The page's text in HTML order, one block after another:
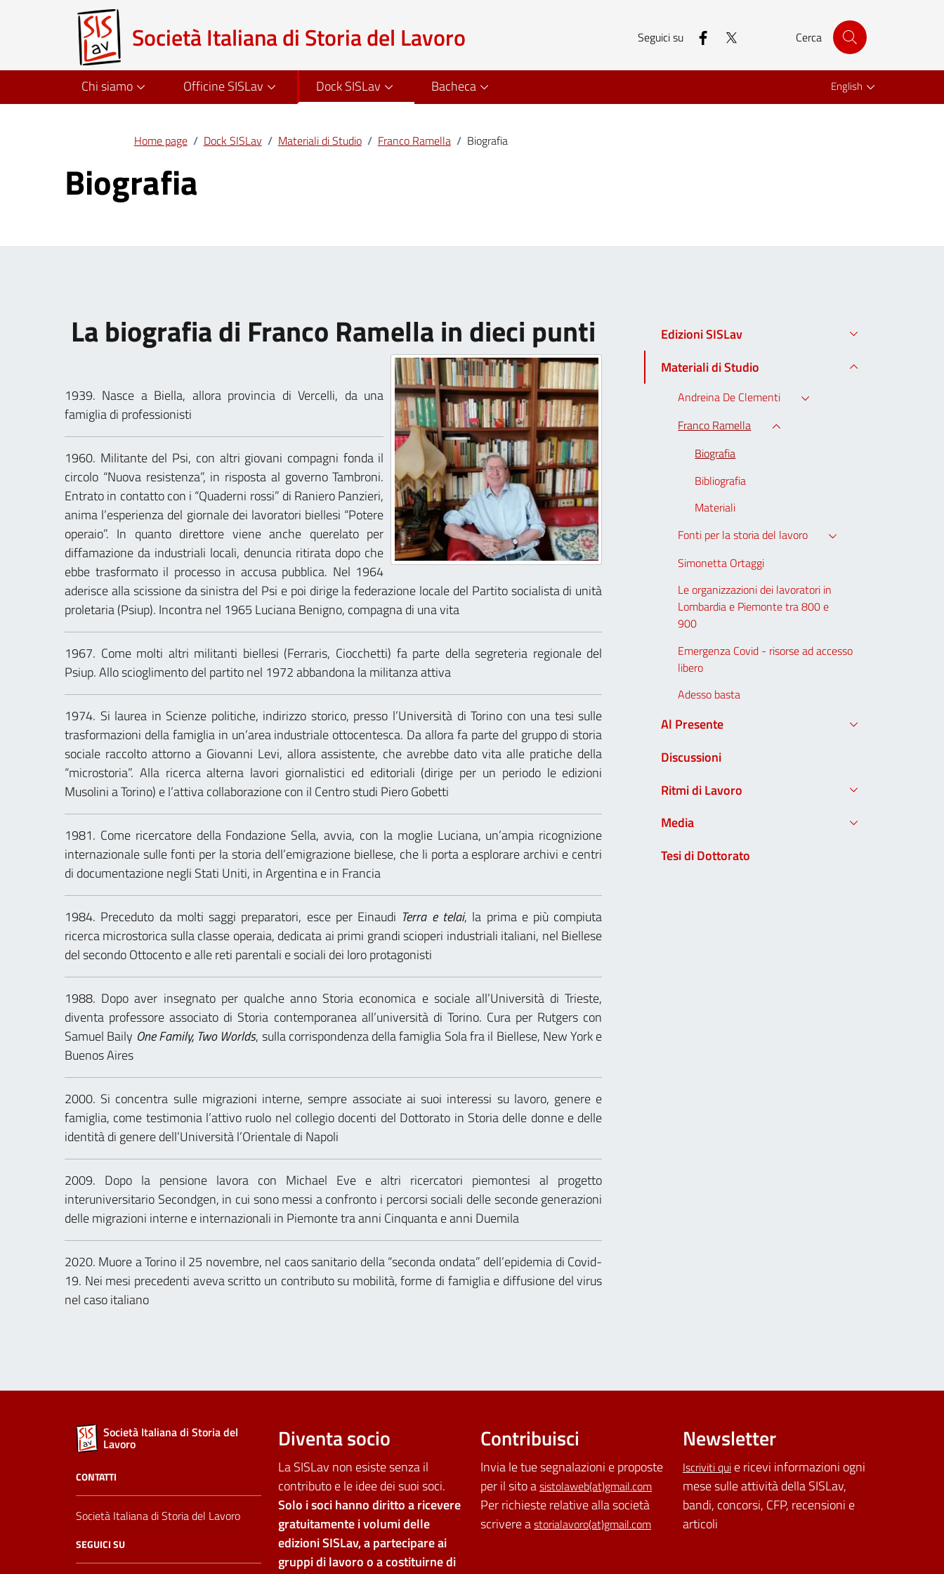
Società Italiana di Storia del Lavoro Seguici su facebook Cerca
Chi siamo Officine SISLav Dock SISLav Bacheca English
Home page / Dock SISLav / Materiali di Studio / Franco Ramella / Biografia
Biografia
La biografia di Franco Ramella in dieci punti
1939. Nasce a Biella, allora provincia di Vercelli, da una
famiglia di professionisti
1960. Militante del Psi, con altri giovani compagni fonda il
circolo “Nuova resistenza”, in risposta al governo Tambroni.
Entrato in contatto con i “Quaderni rossi” di Raniero Panzieri,
anima l’esperienza del giornale dei lavoratori biellesi “Potere
operaio”. In quanto direttore viene anche querelato per
diffamazione da industriali locali, denuncia ritirata dopo che
ebbe trasformato il processo in accusa pubblica. Nel 1964
aderisce alla scissione da sinistra del Psi e poi dirige la federazione locale del Partito socialista di unità
proletaria (Psiup). Incontra nel 1965 Luciana Benigno, compagna di una vita
1967. Come molti altri militanti biellesi (Ferraris, Ciocchetti) fa parte della segreteria regionale del
Psiup. Allo scioglimento del partito nel 1972 abbandona la militanza attiva
1974. Si laurea in Scienze politiche, indirizzo storico, presso l’Università di Torino con una tesi sulle
trasformazioni della famiglia in un’area industriale ottocentesca. Da allora fa parte del gruppo di storia
sociale raccolto attorno a Giovanni Levi, allora assistente, che avrebbe dato vita alle pratiche della
“microstoria”. Alla ricerca alterna lavori giornalistici ed editoriali (dirige per un periodo le edizioni
Musolini a Torino) e l’attiva collaborazione con il Centro studi Piero Gobetti
1981. Come ricercatore della Fondazione Sella, avvia, con la moglie Luciana, un’ampia ricognizione
internazionale sulle fonti per la storia dell’emigrazione biellese, che li porta a esplorare archivi e centri
di documentazione negli Stati Uniti, in Argentina e in Francia
1984. Preceduto da molti saggi preparatori, esce per Einaudi Terra e telai, la prima e più compiuta
ricerca microstorica sulla classe operaia, dedicata ai primi grandi scioperi industriali italiani, nel Biellese
del secondo Ottocento e alle reti parentali e sociali dei loro protagonisti
1988. Dopo aver insegnato per qualche anno Storia economica e sociale all’Università di Trieste,
diventa professore associato di Storia contemporanea all’università di Torino. Cura per Rutgers con
Samuel Baily One Family, Two Worlds, sulla corrispondenza della famiglia Sola fra il Biellese, New York e
Buenos Aires
2000. Si concentra sulle migrazioni interne, sempre associate ai suoi interessi su lavoro, genere e
famiglia, come testimonia l’attivo ruolo nel collegio docenti del Dottorato in Storia delle donne e delle
identità di genere dell’Università l’Orientale di Napoli
2009. Dopo la pensione lavora con Michael Eve e altri ricercatori piemontesi al progetto
interuniversitario Secondgen, in cui sono messi a confronto i percorsi sociali delle seconde generazioni
delle migrazioni interne e internazionali in Piemonte tra anni Cinquanta e anni Duemila
2020. Muore a Torino il 25 novembre, nel caos sanitario della “seconda ondata” dell’epidemia di Covid-
19. Nei mesi precedenti aveva scritto un contributo su mobilità, forme di famiglia e diffusione del virus
nel caso italiano
Edizioni SISLav
Materiali di Studio
Andreina De Clementi
Franco Ramella
Biografia
Bibliografia
Materiali
Fonti per la storia del lavoro
Simonetta Ortaggi
Le organizzazioni dei lavoratori in
Lombardia e Piemonte tra 800 e
900
Emergenza Covid - risorse ad accesso
libero
Adesso basta
Al Presente
Discussioni
Ritmi di Lavoro
Media
Tesi di Dottorato
Società Italiana di Storia del
Lavoro
CONTATTI
Società Italiana di Storia del Lavoro
SEGUICI SU
Diventa socio
La SISLav non esiste senza il
contributo e le idee dei suoi soci.
Solo i soci hanno diritto a ricevere
gratuitamente i volumi delle
edizioni SISLav, a partecipare ai
gruppi di lavoro o a costituirne di
Contribuisci
Invia le tue segnalazioni e proposte
per il sito asistolaweb(at)gmail.com
Per richieste relative alla società
scrivere astorialavoro(at)gmail.com
Newsletter
Iscriviti quie ricevi informazioni ogni
mese sulle attività della SISLav,
bandi, concorsi, CFP, recensioni e
articoli